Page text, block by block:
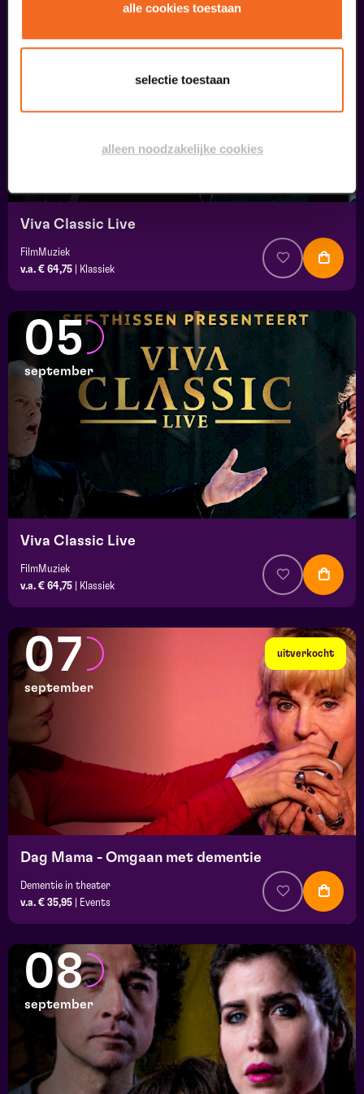
alle cookies toestaan
selectie toestaan
alleen noodzakelijke cookies
Viva Classic Live
FilmMuziek
v.a. € 64,75
Klassiek
05
september
Viva Classic Live
FilmMuziek
v.a. € 64,75
Klassiek
uitverkocht
07
september
Dag Mama - Omgaan met dementie
Dementie in theater
v.a. € 35,95
Events
08
september